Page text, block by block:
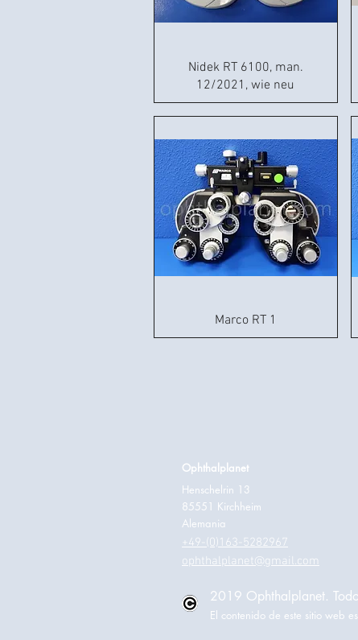
Nidek RT 6100, man.
12/2021, wie neu
Marco RT 1
Ophthalplanet
Henschelrin 13
85551 Kirchheim
Alemania
+49-(0)163-5282967
ophthalplanet@gmail.com
2019 Ophthalplanet.
El contenido de este sitio web